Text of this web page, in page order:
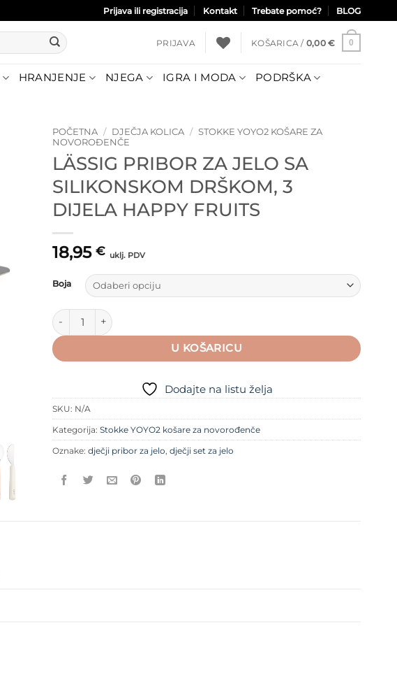
Prijava ili registracija Kontakt Trebate pomoć? BLOG
PRIJAVA KOŠARICA / 0,00 € 0
HRANJENJE NJEGA IGRA I MODA PODRŠKA
POČETNA / DJEČJA KOLICA / STOKKE YOYO2 KOŠARE ZA
NOVOROĐENČE
LÄSSIG PRIBOR ZA JELO SA
SILIKONSKOM DRŠKOM, 3
DIJELA HAPPY FRUITS
18,95 € uklj. PDV
Boja
Lässig Pribor za jelo sa silikonskom drškom, 3 dijela Happy Fruits
U KOŠARICU
Dodajte na listu želja
SKU: N/A
Kategorija: Stokke YOYO2 košare za novorođenče
Oznake: dječji pribor za jelo, dječji set za jelo